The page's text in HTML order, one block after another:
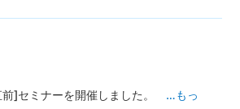
]セミナーを開催しました。 …もっ